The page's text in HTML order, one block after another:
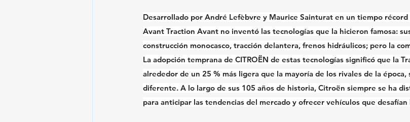
Desarrollado por André Lefèbvre y Maurice Sainturat en un tiempo récord
Avant Traction Avant no inventó las tecnologías que la hicieron famosa:
construcción monocasco, tracción delantera, frenos hidráulicos; pero la
La adopción temprana de CITROËN de estas tecnologías significó que la
alrededor de un 25 % más ligera que la mayoría de los rivales de la
diferente. A lo largo de sus 105 años de historia, Citroën siempre se ha
para anticipar las tendencias del mercado y ofrecer vehículos que